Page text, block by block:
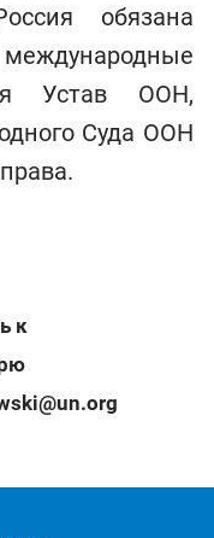
обязана
Устав ООН,
Суда ООН
к